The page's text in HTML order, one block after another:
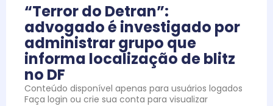
“Terror do Detran”:
advogado é investigado por
administrar grupo que
informa localização de blitz
no DF
Conteúdo disponível apenas para usuários logados
Faça login ou crie sua conta para visualizar